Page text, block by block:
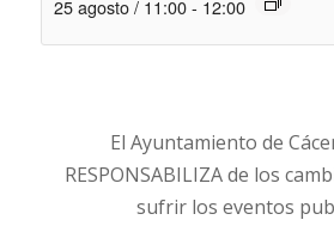
25 agosto / 11:00 - 12:00
El Ayuntamiento de
RESPONSABILIZA de los
sufrir los eventos